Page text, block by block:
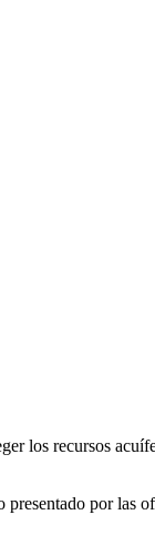
los recursos
por las